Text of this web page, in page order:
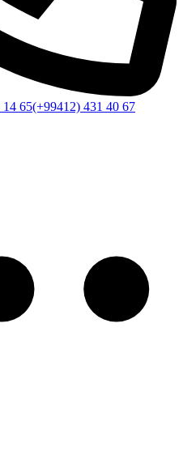
14 65(+99412) 431 40 67